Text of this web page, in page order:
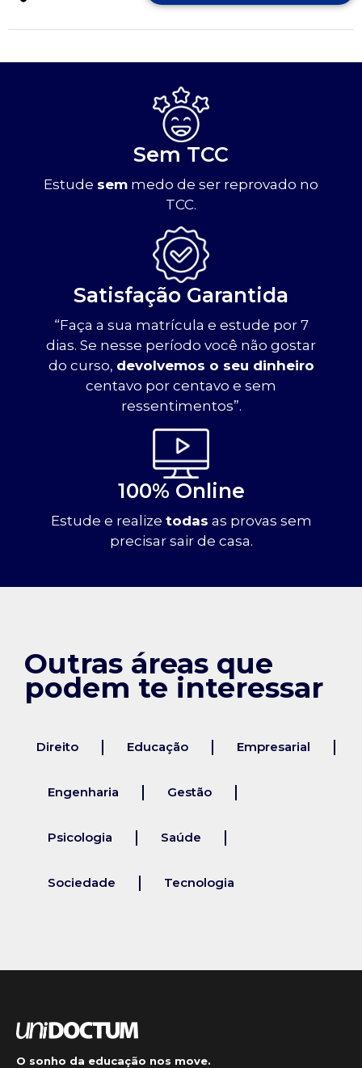
Sem TCC
Estude sem medo de ser reprovado no
TCC.
Satisfação Garantida
“Faça a sua matrícula e estude por 7
dias. Se nesse período você não gostar
do curso, devolvemos o seu dinheiro
centavo por centavo e sem
ressentimentos”.
100% Online
Estude e realize todas as provas sem
precisar sair de casa.
Outras áreas que
podem te interessar
Direito Educação Empresarial
Engenharia Gestão
Psicologia Saúde
Sociedade Tecnologia
O sonho da educação nos move.